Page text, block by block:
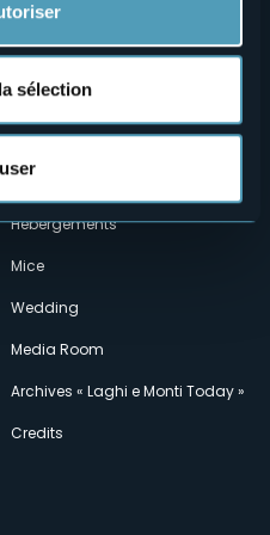
sélection
Vins & gastronomie
Webcams
Événements
Hébergements
Mice
Wedding
Media Room
Archives « Laghi e Monti Today »
Credits